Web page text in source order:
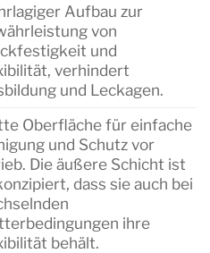
Aufbau zur
von
und
verhindert
und Leckagen.
Oberfläche für einfache
und Schutz vor
Die äußere Schicht ist
dass sie auch bei
ihre
behält.